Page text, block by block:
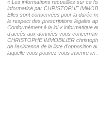
« Les informations recueillies sur ce
informatisé par CHRISTOPHE
Elles sont conservées pour la durée
le respect des prescriptions légales
Conformément à la loi « informatique
d'accès aux données vous
CHRISTOPHE IMMOBILIER
de l'existence de la liste d'opposition
laquelle vous pouvez vous inscrire ici :